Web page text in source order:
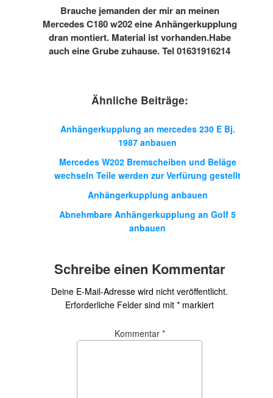
Brauche jemanden der mir an meinen
Mercedes C180 w202 eine Anhängerkupplung
dran montiert. Material ist vorhanden.Habe
auch eine Grube zuhause. Tel 01631916214
Ähnliche Beiträge:
Anhängerkupplung an mercedes 230 E Bj.
1987 anbauen
Mercedes W202 Bremscheiben und Beläge
wechseln Teile werden zur Verfürung gestellt
Anhängerkupplung anbauen
Abnehmbare Anhängerkupplung an Golf 5
anbauen
Schreibe einen Kommentar
Deine E-Mail-Adresse wird nicht veröffentlicht.
Erforderliche Felder sind mit * markiert
Kommentar *